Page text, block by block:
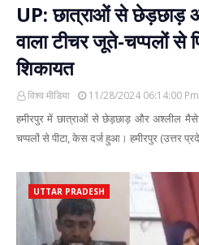
UP: छात्राओं से
वाला टीचर जूते-चप्पलों से
शिकायत
विश्व मीडिया 11/28/2024 06:14:00 Pm
हमीरपुर में छात्राओं से छेड़छाड़ और अश्लील
चप्पलों से पीटा, केस दर्ज हुआ। हमीरपुर (उत्तर
UTTAR PRADESH